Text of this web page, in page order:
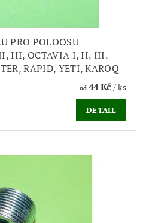
PRO POLOOSU
III, OCTAVIA I, II, III,
RAPID, YETI, KAROQ
od44 Kč/ ks
DETAIL